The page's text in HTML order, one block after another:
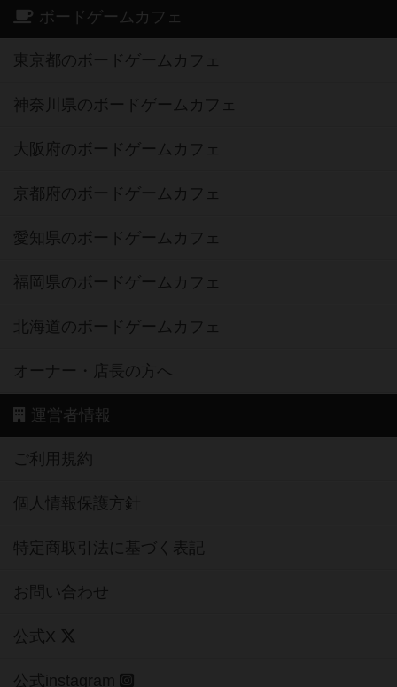
ボードゲームカフェ
東京都のボードゲームカフェ
神奈川県のボードゲームカフェ
大阪府のボードゲームカフェ
京都府のボードゲームカフェ
愛知県のボードゲームカフェ
福岡県のボードゲームカフェ
北海道のボードゲームカフェ
オーナー・店長の方へ
運営者情報
ご利用規約
個人情報保護方針
特定商取引法に基づく表記
お問い合わせ
公式X
公式instagram